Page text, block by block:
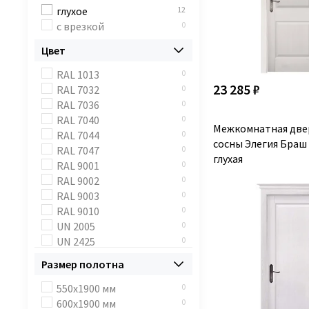
23 285 ₽
Межкомнатная
сосны Элегия Браш
глухая
глухое
12
с врезкой 0
Цвет
RAL 1013
0
RAL 7032 0
RAL 7036 0
RAL 7040 0
RAL 7044 0
RAL 7047 0
RAL 9001 0
RAL 9002 0
RAL 9003 0
RAL 9010 0
UN 2005 0
UN 2425 0
аворио патина золото
айсберг 3
белая эмаль 6
Размер полотна
550x1900 мм
0
600x1900 мм 0